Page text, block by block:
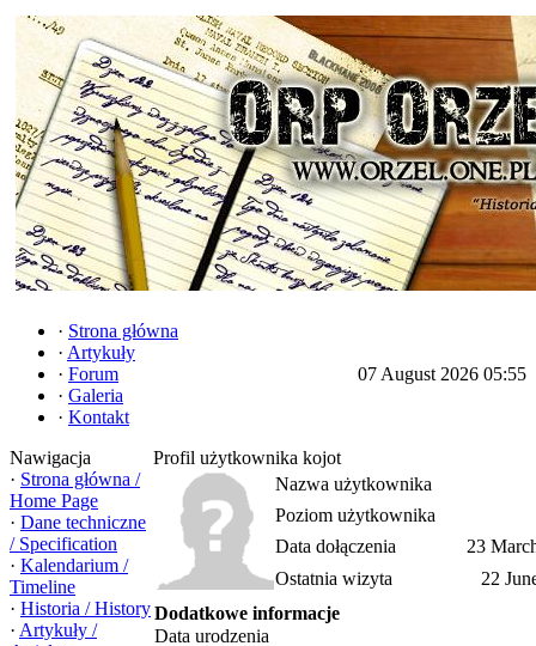
· Strona główna
· Artykuły
· Forum
· Galeria
· Kontakt
07 August 2026 05:55
Nawigacja
· Strona główna /
Home Page
· Dane techniczne
/ Specification
· Kalendarium /
Timeline
· Historia / History
· Artykuły /
Profil użytkownika kojot
Nazwa użytkownika
Poziom użytkownika
Data dołączenia
23
Ostatnia wizyta
22
Dodatkowe informacje
Data urodzenia